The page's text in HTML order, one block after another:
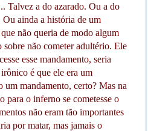
Talvez a do azarado. Ou a do
Ou ainda a história de um
não queria de modo algum
sobre não cometer adultério. Ele
esse mandamento, seria
é que ele era um
um mandamento, certo? Mas na
para o inferno se cometesse o
não eram tão importantes
por matar, mas jamais o